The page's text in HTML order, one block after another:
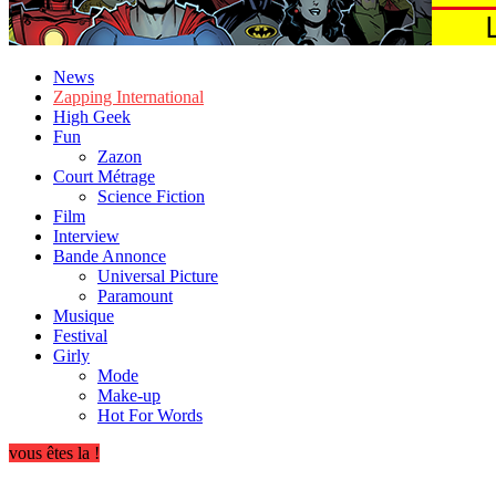
News
Zapping International
High Geek
Fun
Zazon
Court Métrage
Science Fiction
Film
Interview
Bande Annonce
Universal Picture
Paramount
Musique
Festival
Girly
Mode
Make-up
Hot For Words
vous êtes la !